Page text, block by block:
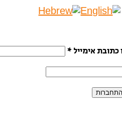
אימייל *
התחברות